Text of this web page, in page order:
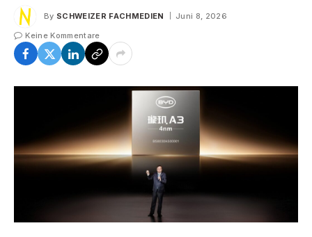
By SCHWEIZER FACHMEDIEN
Juni 8, 2026
Keine Kommentare